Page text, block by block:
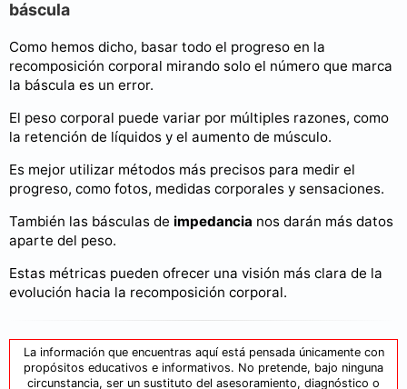
báscula
Como hemos dicho, basar todo el progreso en la
recomposición corporal mirando solo el número que marca
la báscula es un error.
El peso corporal puede variar por múltiples razones, como
la retención de líquidos y el aumento de músculo.
Es mejor utilizar métodos más precisos para medir el
progreso, como fotos, medidas corporales y sensaciones.
También las básculas de impedancia nos darán más datos
aparte del peso.
Estas métricas pueden ofrecer una visión más clara de la
evolución hacia la recomposición corporal.
La información que encuentras aquí está pensada únicamente con
propósitos educativos e informativos. No pretende, bajo ninguna
circunstancia, ser un sustituto del asesoramiento, diagnóstico o